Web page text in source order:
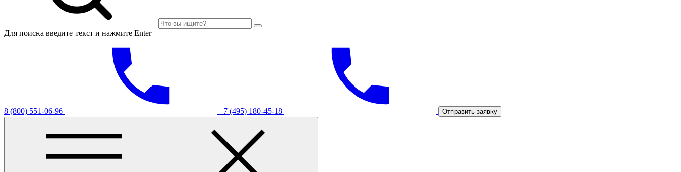
Для поиска введите текст и нажмите Enter
8 (800) 551-06-96 +7 (495) 180-45-18 Отправить заявку